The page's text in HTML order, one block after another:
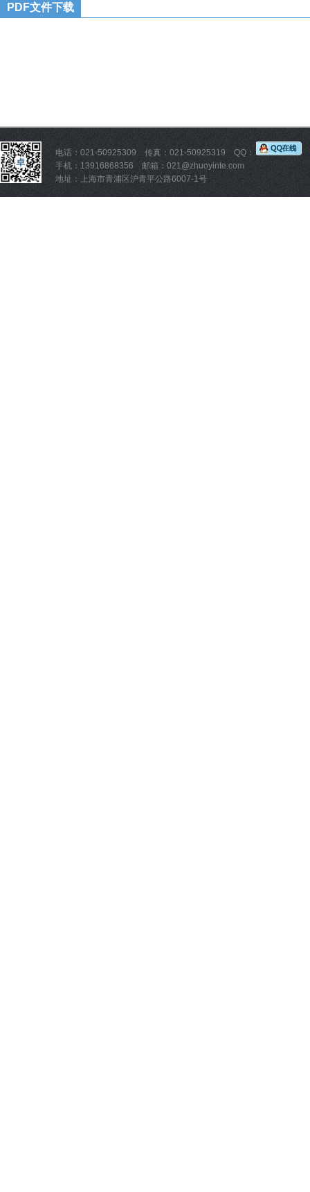
PDF文件下载
电话：021-50925309 传真：021-50925319 QQ：
手机：13916868356 邮箱：021@zhuoyinte.com
地址：上海市青浦区沪青平公路6007-1号